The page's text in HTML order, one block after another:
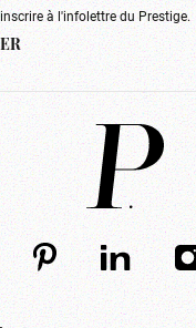
à l'infolettre du Prestige.